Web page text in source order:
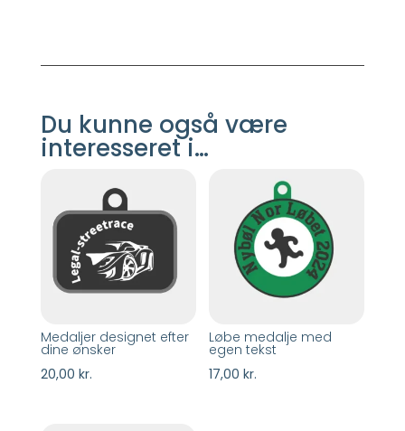
Du kunne også være
interesseret i…
Medaljer designet efter
dine ønsker
20,00 kr.
Løbe medalje med
egen tekst
17,00kr.